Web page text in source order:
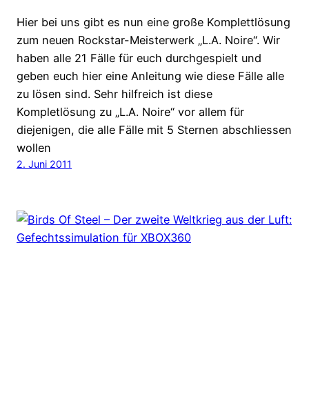
Hier bei uns gibt es nun eine große Komplettlösung
zum neuen Rockstar-Meisterwerk „L.A. Noire“. Wir
haben alle 21 Fälle für euch durchgespielt und
geben euch hier eine Anleitung wie diese Fälle alle
zu lösen sind. Sehr hilfreich ist diese
Kompletlösung zu „L.A. Noire“ vor allem für
diejenigen, die alle Fälle mit 5 Sternen abschliessen
wollen
2. Juni 2011